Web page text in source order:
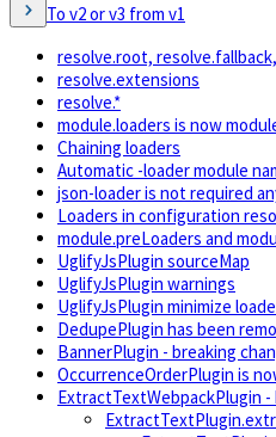
To v2 or v3 from v1
resolve.root,
resolve.extensions
resolve.*
module.loaders is now
Chaining loaders
Automatic -loader module
json-loader is not required
Loaders in configuration
module.preLoaders and
UglifyJsPlugin sourceMap
UglifyJsPlugin warnings
UglifyJsPlugin minimize
DedupePlugin has been
BannerPlugin - breaking
OccurrenceOrderPlugin is
ExtractTextWebpackPlugin -